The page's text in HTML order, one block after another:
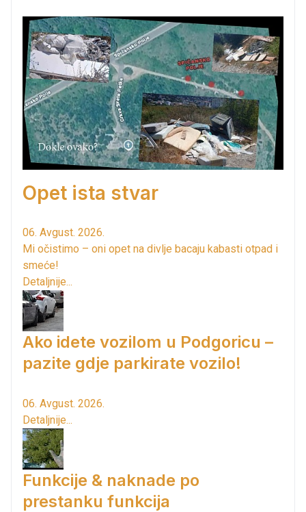
Opet ista stvar
06. Avgust. 2026.
Mi očistimo – oni opet na divlje bacaju kabasti otpad i
smeće!
Detaljnije...
Ako idete vozilom u Podgoricu –
pazite gdje parkirate vozilo!
06. Avgust. 2026.
Detaljnije...
Funkcije & naknade po
prestanku funkcija